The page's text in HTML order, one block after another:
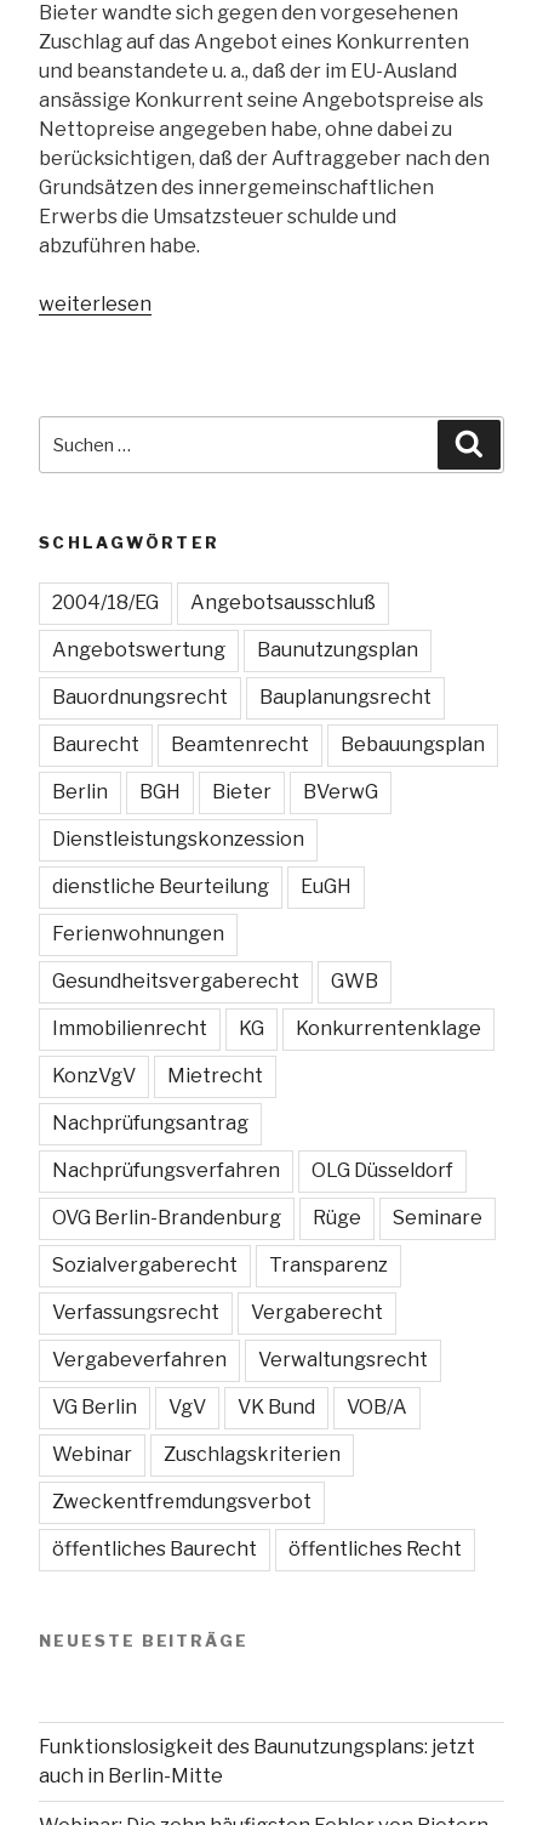
Bieter wandte sich gegen den vorgesehenen
Zuschlag auf das Angebot eines Konkurrenten
und beanstandete u. a., daß der im EU-Ausland
ansässige Konkurrent seine Angebotspreise als
Nettopreise angegeben habe, ohne dabei zu
berücksichtigen, daß der Auftraggeber nach den
Grundsätzen des innergemeinschaftlichen
Erwerbs die Umsatzsteuer schulde und
abzuführen habe.
„Welche
Bestimmungslandprinzip
auf
die
weiterlesen
nach:
SCHLAGWÖRTER
2004/18/EG Angebotsausschluß
Angebotswertung Baunutzungsplan
Bauordnungsrecht Bauplanungsrecht
Baurecht Beamtenrecht Bebauungsplan
Berlin BGH Bieter BVerwG
Dienstleistungskonzession
dienstliche Beurteilung EuGH
Ferienwohnungen
Gesundheitsvergaberecht GWB
Immobilienrecht KG Konkurrentenklage
KonzVgV Mietrecht
Nachprüfungsantrag
Nachprüfungsverfahren OLG Düsseldorf
OVG Berlin-Brandenburg Rüge Seminare
Sozialvergaberecht Transparenz
Verfassungsrecht Vergaberecht
Vergabeverfahren Verwaltungsrecht
VG Berlin VgV VK Bund VOB/A
Webinar Zuschlagskriterien
Zweckentfremdungsverbot
öffentliches Baurecht öffentliches Recht
NEUESTE BEITRÄGE
Funktionslosigkeit des Baunutzungsplans: jetzt
auch in Berlin-Mitte